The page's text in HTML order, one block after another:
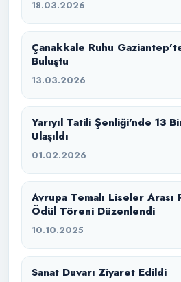
18.03.2026
Çanakkale Ruhu
Buluştu
13.03.2026
Yarıyıl Tatili Şenliği’nde 13
Ulaşıldı
01.02.2026
Avrupa Temalı Liseler Arası
Ödül Töreni Düzenlendi
10.10.2025
Sanat Duvarı Ziyaret Edildi